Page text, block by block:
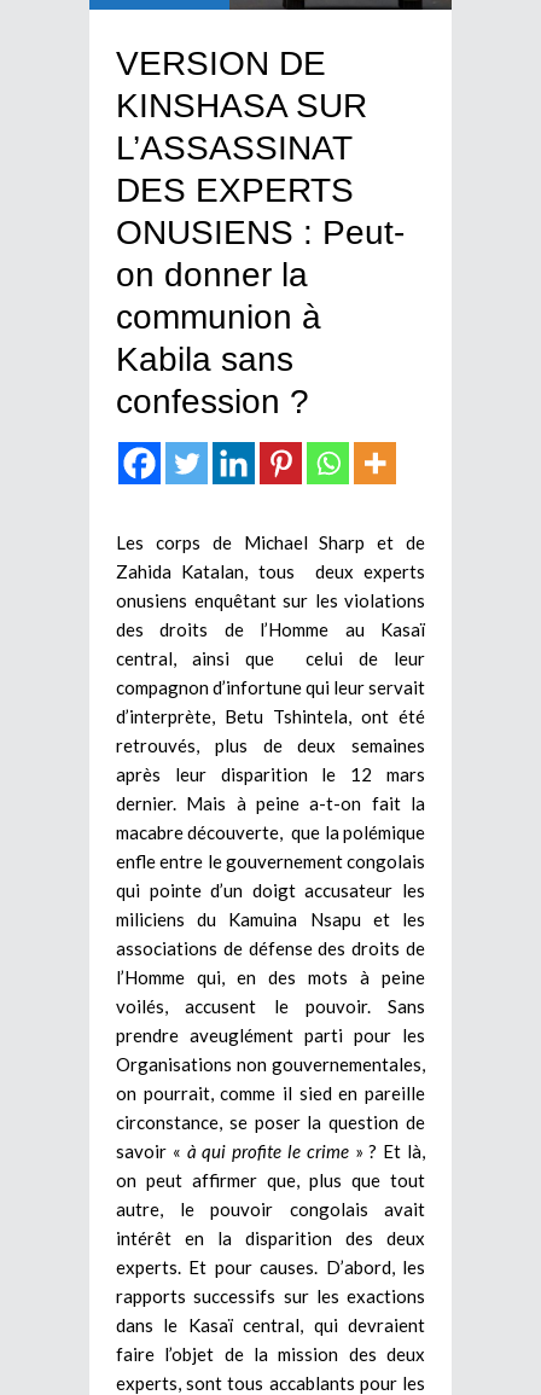
VERSION DE
KINSHASA SUR
L’ASSASSINAT
DES EXPERTS
ONUSIENS : Peut-
on donner la
communion à
Kabila sans
confession ?
Les corps de Michael Sharp et de
Zahida Katalan, tous deux experts
onusiens enquêtant sur les violations
des droits de l’Homme au Kasaï
central, ainsi que celui de leur
compagnon d’infortune qui leur servait
d’interprète, Betu Tshintela, ont été
retrouvés, plus de deux semaines
après leur disparition le 12 mars
dernier. Mais à peine a-t-on fait la
macabre découverte, que la polémique
enfle entre le gouvernement congolais
qui pointe d’un doigt accusateur les
miliciens du Kamuina Nsapu et les
associations de défense des droits de
l’Homme qui, en des mots à peine
voilés, accusent le pouvoir. Sans
prendre aveuglément parti pour les
Organisations non gouvernementales,
on pourrait, comme il sied en pareille
circonstance, se poser la question de
savoir « à qui profite le crime» ? Et là,
on peut affirmer que, plus que tout
autre, le pouvoir congolais avait
intérêt en la disparition des deux
experts. Et pour causes. D’abord, les
rapports successifs sur les exactions
dans le Kasaï central, qui devraient
faire l’objet de la mission des deux
experts, sont tous accablants pour les